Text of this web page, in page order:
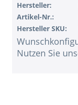
Hersteller:
Artikel-Nr.:
Hersteller SKU:
Nutzen Sie